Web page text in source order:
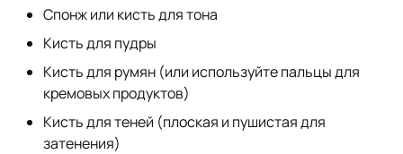
Спонж или кисть для тона
Кисть для пудры
Кисть для румян (или используйте пальцы для
кремовых продуктов)
Кисть для теней (плоская и пушистая для
затенения)